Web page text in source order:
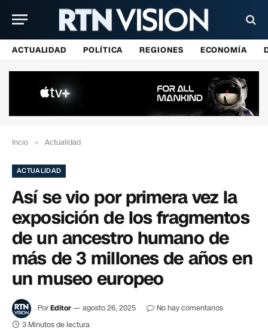
ACTUALIDAD POLÍTICA REGIONES ECONOMÍA
Incio » Actualidad
ACTUALIDAD
Así se vio por primera vez la
exposición de los fragmentos
de un ancestro humano de
más de 3 millones de años en
un museo europeo
PorEditor agosto 26, 2025
No hay comentarios
3 Minutos de lectura